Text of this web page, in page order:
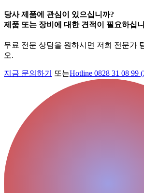
당사 제품에 관심이 있으십니까?
제품 또는 장비에 대한 견적이 필요하십
무료 전문 상담을 원하시면 저희 전문가
오.
지금 문의하기 또는Hotline 0828 31 08 99